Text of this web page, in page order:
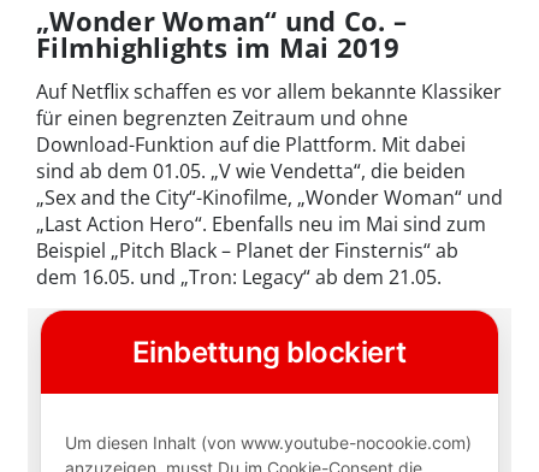
„Wonder Woman“ und Co. –
Filmhighlights im Mai 2019
Auf Netflix schaffen es vor allem bekannte Klassiker
für einen begrenzten Zeitraum und ohne
Download-Funktion auf die Plattform. Mit dabei
sind ab dem 01.05. „V wie Vendetta“, die beiden
„Sex and the City“-Kinofilme, „Wonder Woman“ und
„Last Action Hero“. Ebenfalls neu im Mai sind zum
Beispiel „Pitch Black – Planet der Finsternis“ ab
dem 16.05. und „Tron: Legacy“ ab dem 21.05.